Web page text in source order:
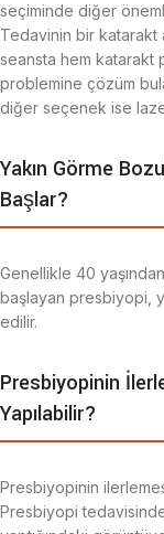
seçiminde diğer
Tedavinin bir katarakt
seansta hem katarakt
problemine çözüm
diğer seçenek ise
Yakın Görme
Başlar?
Genellikle 40
başlayan presbiyopi,
edilir.
Presbiyopinin
Yapılabilir?
Presbiyopinin
Presbiyopi